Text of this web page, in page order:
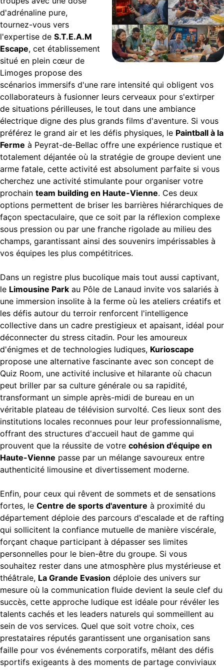
d'adrénaline pure,
tournez-vous vers
l'expertise de S.T.E.A.M
Escape, cet établissement
situé en plein cœur de
Limoges propose des
scénarios immersifs d'une rare intensité qui obligent vos
collaborateurs à fusionner leurs cerveaux pour s'extirper
de situations périlleuses, le tout dans une ambiance
électrique digne des plus grands films d'aventure. Si vous
préférez le grand air et les défis physiques, le Paintball à la
Ferme à Peyrat-de-Bellac offre une expérience rustique et
totalement déjantée où la stratégie de groupe devient une
arme fatale, cette activité est absolument parfaite si vous
cherchez une activité stimulante pour organiser votre
prochain team building en Haute-Vienne. Ces deux
options permettent de briser les barrières hiérarchiques de
façon spectaculaire, que ce soit par la réflexion complexe
sous pression ou par une franche rigolade au milieu des
champs, garantissant ainsi des souvenirs impérissables à
vos équipes les plus compétitrices.
Dans un registre plus bucolique mais tout aussi captivant,
le Limousine Park au Pôle de Lanaud invite vos salariés à
une immersion insolite à la ferme où les ateliers créatifs et
les défis autour du terroir renforcent l'intelligence
collective dans un cadre prestigieux et apaisant, idéal pour
déconnecter du stress citadin. Pour les amoureux
d'énigmes et de technologies ludiques, Kurioscape
propose une alternative fascinante avec son concept de
Quiz Room, une activité inclusive et hilarante où chacun
peut briller par sa culture générale ou sa rapidité,
transformant un simple après-midi de bureau en un
véritable plateau de télévision survolté. Ces lieux sont des
institutions locales reconnues pour leur professionnalisme,
offrant des structures d'accueil haut de gamme qui
prouvent que la réussite de votre cohésion d'équipe en
Haute-Vienne passe par un mélange savoureux entre
authenticité limousine et divertissement moderne.
Enfin, pour ceux qui rêvent de sommets et de sensations
fortes, le Centre de sports d'aventure à proximité du
département déploie des parcours d'escalade et de rafting
qui sollicitent la confiance mutuelle de manière viscérale,
forçant chaque participant à dépasser ses limites
personnelles pour le bien-être du groupe. Si vous
souhaitez rester dans une atmosphère plus mystérieuse et
théâtrale, La Grande Evasion déploie des univers sur
mesure où la communication fluide devient la seule clef du
succès, cette approche ludique est idéale pour révéler les
talents cachés et les leaders naturels qui sommeillent au
sein de vos services. Quel que soit votre choix, ces
prestataires réputés garantissent une organisation sans
faille pour vos événements corporatifs, mêlant des défis
sportifs exigeants à des moments de partage conviviaux